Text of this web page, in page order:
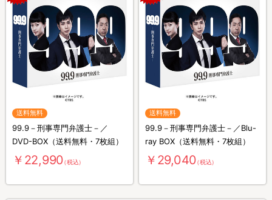
送料無料
99.9－刑事専門弁護士－／
DVD-BOX（送料無料・7枚組）
￥22,990（税込）
送料無料
99.9－刑事専門弁護士－／Blu-
ray BOX（送料無料・7枚組）
￥29,040（税込）